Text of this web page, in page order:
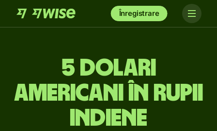
Înregistrare
5 dolari
americani în rupii
indiene